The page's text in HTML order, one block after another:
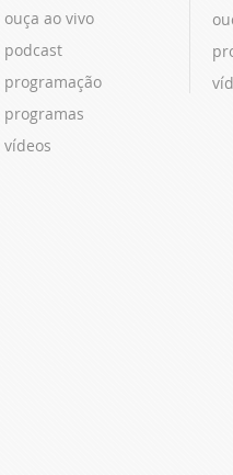
ouça ao vivo
podcast
programação
programas
vídeos